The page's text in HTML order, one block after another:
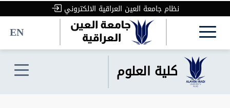
نظام جامعة العين العراقية الالكتروني
EN
كلية العلوم